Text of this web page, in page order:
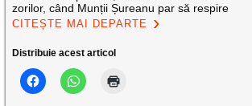
zorilor, când Munții Șureanu par să respire
CITEȘTE MAI DEPARTE
Distribuie acest articol